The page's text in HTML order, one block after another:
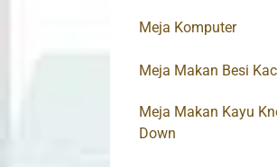
Meja Komputer
Meja Makan Besi
Meja Makan Kayu
Down